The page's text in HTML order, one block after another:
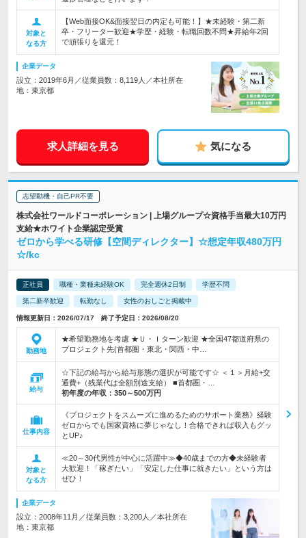
対象と
なる方
【Web面接OK&面接翌日の内定も可能！】★未経験・第二新
卒・フリーター歓迎★学歴・経験・転職回数不問★昇給年2回
で頑張りを還元！
企業データ
設立：2019年6月／従業員数：8,119人／本社所在
地：東京都
求人詳細を見る 気になる
志望動機・自己PR不要
株式会社ワールドコーポレーション | 上場グループ☆資格手当最大10万円
支給★ホワイト企業認定受賞
ゼロから学べる研修【空間ディレクター】☆想定年収480万円
☆/kc
正社員 職種・業種未経験OK 完全週休2日制 学歴不問
第二新卒歓迎 転勤なし 女性のおしごと掲載中
情報更新日：2026/07/17 終了予定日：2026/08/20
勤務地
★希望勤務地を考慮 ★Ｕ・Ｉターン歓迎 ★全国47都道府県の
プロジェクト先(首都圏・東北・関西・中…
給与
☆下記の給与から給与形態の選択が可能です☆ ＜１＞月給+交
通費+（残業代は全額別途支給） ■首都圏・…
初年度の年収： 350～500万円
仕事内容
《プロジェクトをスムーズに進めるためのサポート業務》経験
ゼロからでも国家資格に夢じゃなし！合格できれば収入もグッ
とUP♪
対象と
なる方
≪20～30代男性が中心に活躍中≫◆40歳までの方◆未経験者
大歓迎！「稼ぎたい」「安定した仕事に就きたい」という方は
ぜひ！
企業データ
設立：2008年11月／従業員数：3,200人／本社所在
地：東京都